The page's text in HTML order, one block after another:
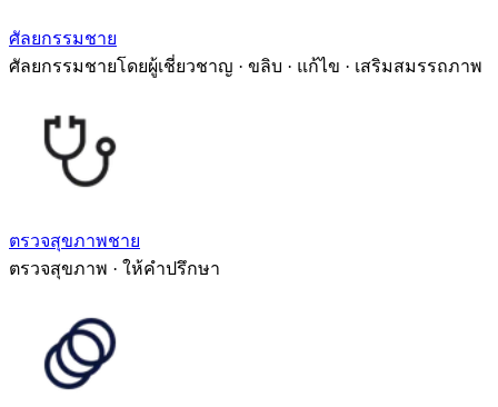
ศัลยกรรมชาย
ศัลยกรรมชายโดยผู้เชี่ยวชาญ · ขลิบ · แก้ไข · เสริมสมรรถภาพ
ตรวจสุขภาพชาย
ตรวจสุขภาพ · ให้คำปรึกษา